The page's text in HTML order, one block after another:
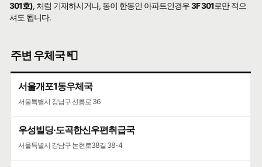
301호), 처럼 기재하시거나, 동이 한동인 아파트인경우3F 301로만 적으
셔도 됩니다.
주변 우체국 📮
서울개포1동우체국
서울특별시 강남구 선릉로 36
우성빌딩·도곡한신우편취급국
서울특별시 강남구 논현로38길 38-4